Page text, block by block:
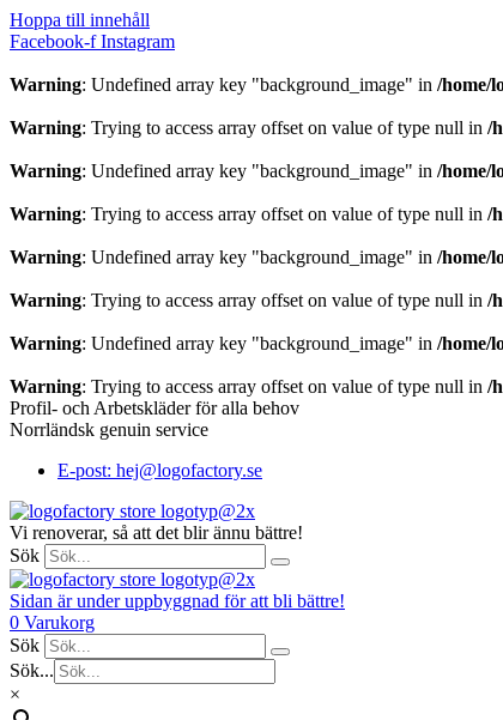
Hoppa till innehåll
Facebook-f Instagram
Warning: Undefined array key "background_image" in /home/
Warning: Trying to access array offset on value of type null in /
Warning: Undefined array key "background_image" in /home/
Warning: Trying to access array offset on value of type null in /
Warning: Undefined array key "background_image" in /home/
Warning: Trying to access array offset on value of type null in /
Warning: Undefined array key "background_image" in /home/
Warning: Trying to access array offset on value of type null in /
Profil- och Arbetskläder för alla behov
Norrländsk genuin service
E-post: hej@logofactory.se
Vi renoverar, så att det blir ännu bättre!
Sök
Sidan är under uppbyggnad för att bli bättre!
0 Varukorg
Sök
Sök...
×